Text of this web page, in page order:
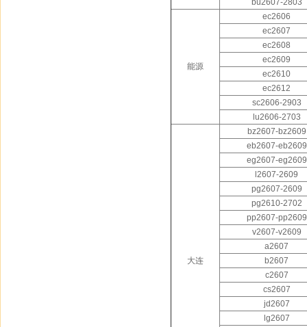
bu2607-2803
能源
ec2606
ec2607
ec2608
ec2609
ec2610
ec2612
sc2606-2903
lu2606-2703
大连
bz2607-bz2609
eb2607-eb2609
eg2607-eg2609
l2607-2609
pg2607-2609
pg2610-2702
pp2607-pp2609
v2607-v2609
a2607
b2607
c2607
cs2607
jd2607
lg2607